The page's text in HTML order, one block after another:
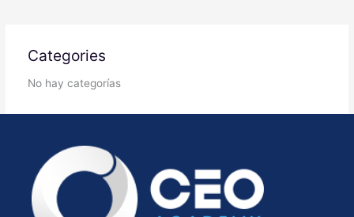
Categories
No hay categorías